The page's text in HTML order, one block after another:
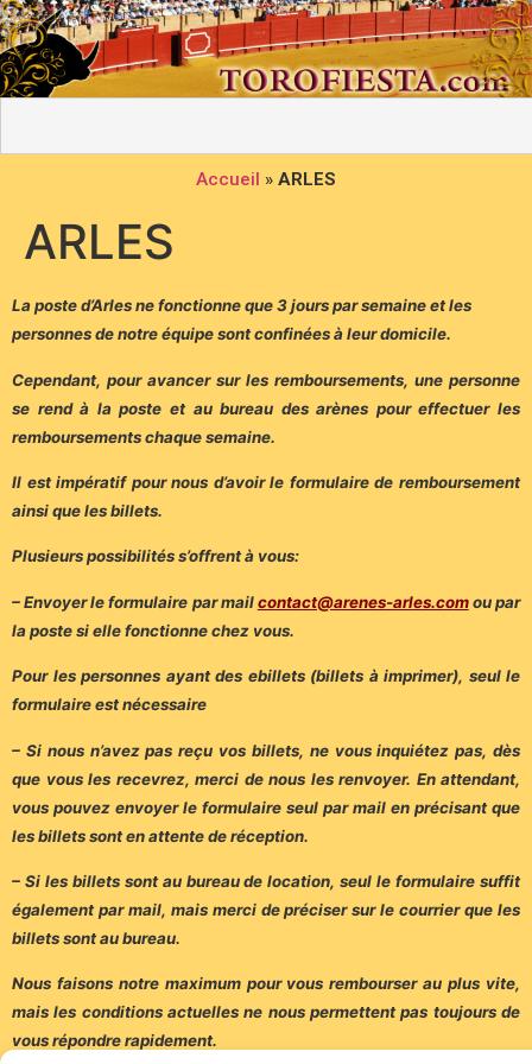
Accueil » ARLES
ARLES
La poste d’Arles ne fonctionne que 3 jours par semaine et les
personnes de notre équipe sont confinées à leur domicile.
Cependant, pour avancer sur les remboursements, une personne
se rend à la poste et au bureau des arènes pour effectuer les
remboursements chaque semaine.
Il est impératif pour nous d’avoir le formulaire de remboursement
ainsi que les billets.
Plusieurs possibilités s’offrent à vous:
– Envoyer le formulaire par mailcontact@arenes-arles.comou par
la poste si elle fonctionne chez vous.
Pour les personnes ayant des ebillets (billets à imprimer), seul le
formulaire est nécessaire
– Si nous n’avez pas reçu vos billets, ne vous inquiétez pas, dès
que vous les recevrez, merci de nous les renvoyer. En attendant,
vous pouvez envoyer le formulaire seul par mail en précisant que
les billets sont en attente de réception.
– Si les billets sont au bureau de location, seul le formulaire suffit
également par mail, mais merci de préciser sur le courrier que les
billets sont au bureau.
Nous faisons notre maximum pour vous rembourser au plus vite,
mais les conditions actuelles ne nous permettent pas toujours de
vous répondre rapidement.